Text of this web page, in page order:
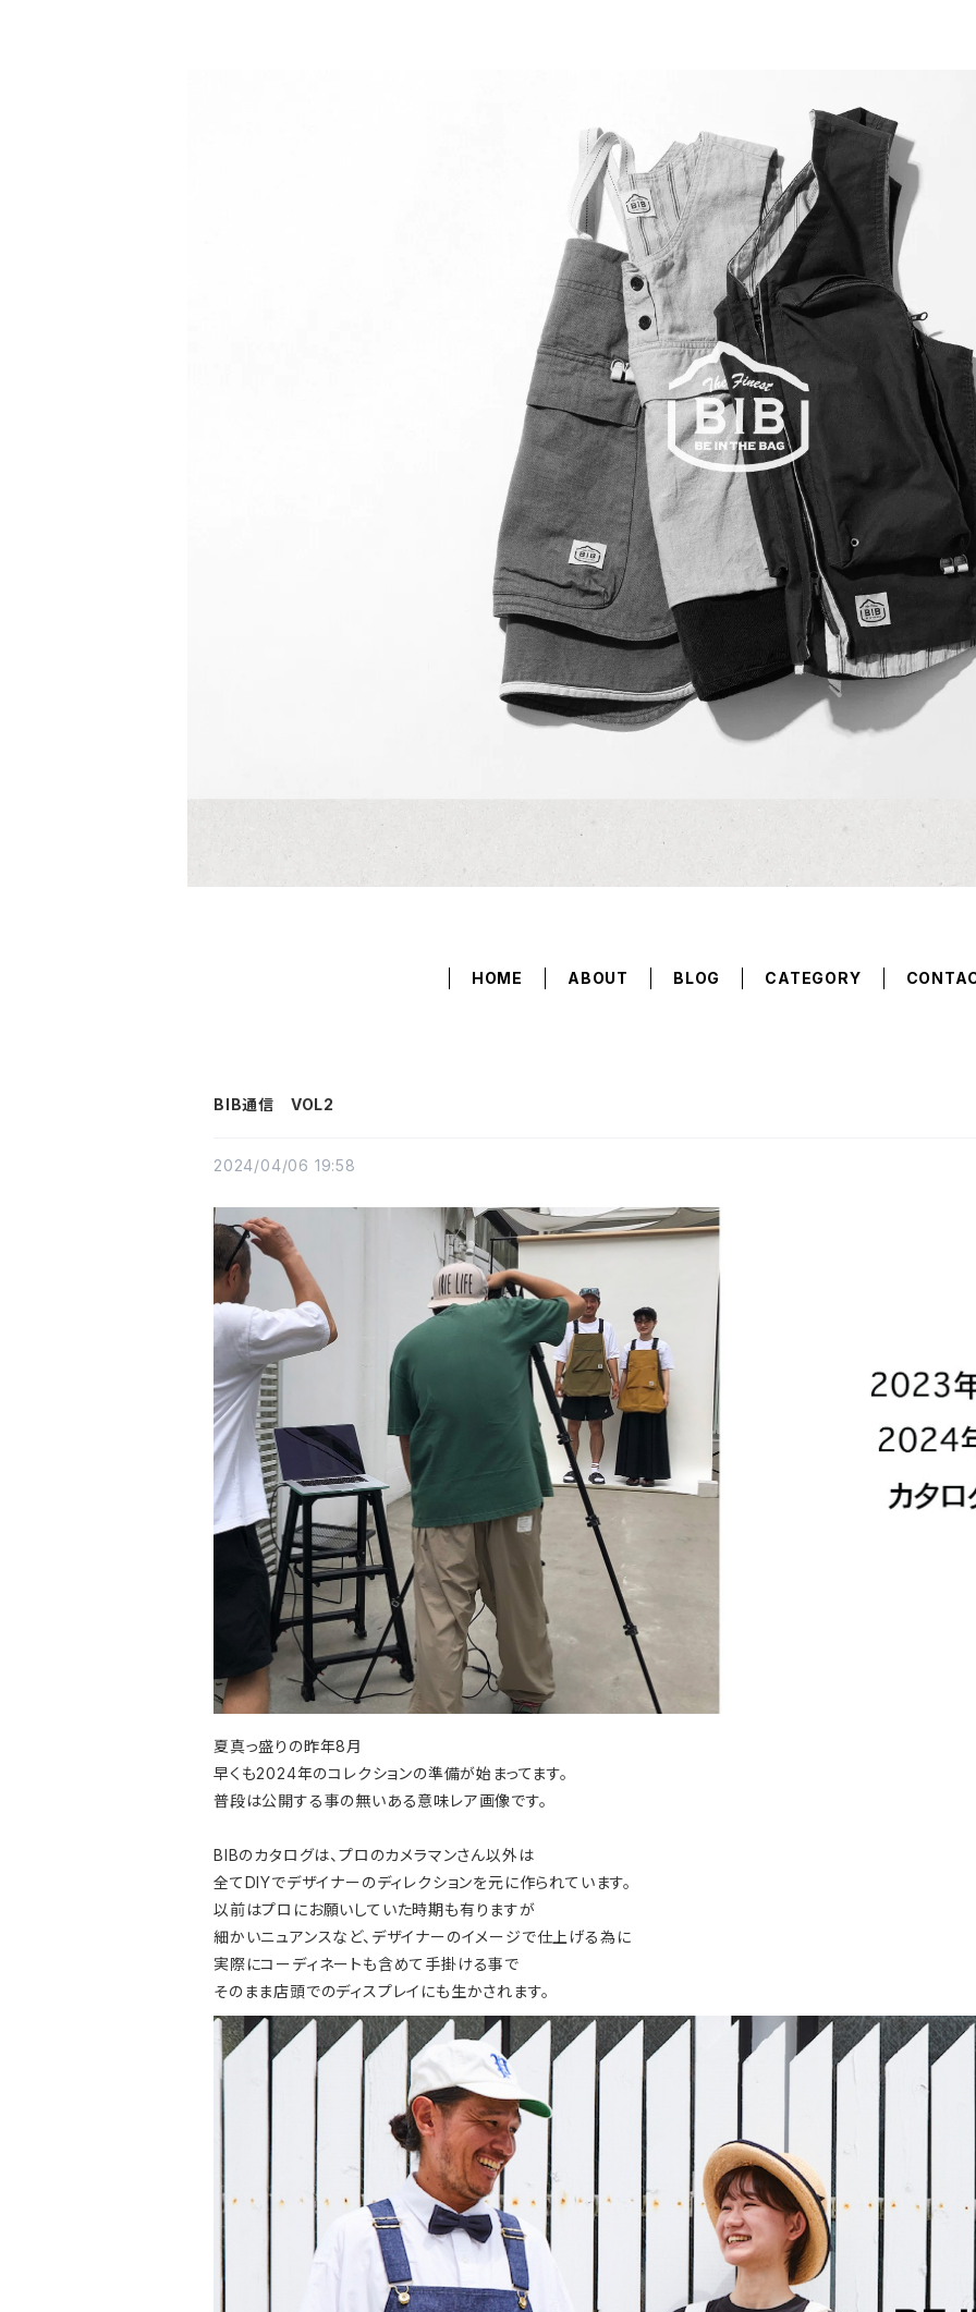
HOME ABOUT BLOG CATEGORY
BIB通信 VOL2
2024/04/06 19:58
夏真っ盛りの昨年8月
早くも2024年のコレクションの準備が始まってます。
普段は公開する事の無いある意味レア画像です。
BIBのカタログは、プロのカメラマンさん以外は
全てDIYでデザイナーのディレクションを元に作られています。
以前はプロにお願いしていた時期も有りますが
細かいニュアンスなど、デザイナーのイメージで仕上げる為に
実際にコーディネートも含めて手掛ける事で
そのまま店頭でのディスプレイにも生かされます。